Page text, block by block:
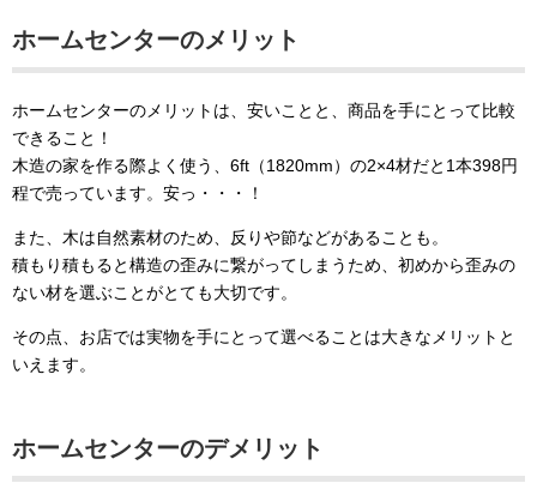
ホームセンターのメリット
ホームセンターのメリットは、安いことと、商品を手にとって比較
できること！
木造の家を作る際よく使う、6ft（1820mm）の2×4材だと1本398円
程で売っています。安っ・・・！
また、木は自然素材のため、反りや節などがあることも。
積もり積もると構造の歪みに繋がってしまうため、初めから歪みの
ない材を選ぶことがとても大切です。
その点、お店では実物を手にとって選べることは大きなメリットと
いえます。
ホームセンターのデメリット